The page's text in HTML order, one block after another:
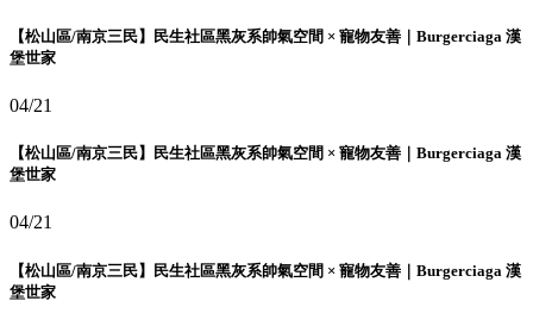
【松山區/南京三民】民生社區黑灰系帥氣空間 × 寵物友善｜Burgerciaga 漢
堡世家
04/21
【松山區/南京三民】民生社區黑灰系帥氣空間 × 寵物友善｜Burgerciaga 漢
堡世家
04/21
【松山區/南京三民】民生社區黑灰系帥氣空間 × 寵物友善｜Burgerciaga 漢
堡世家